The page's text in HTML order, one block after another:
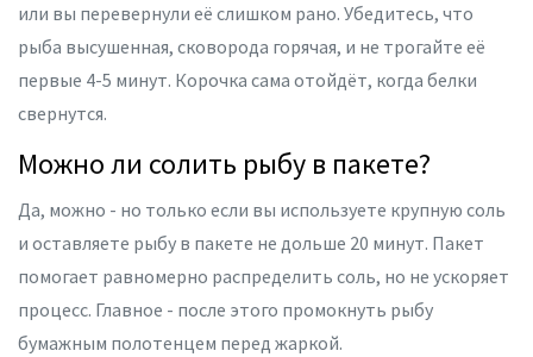
или вы перевернули её слишком рано. Убедитесь, что
рыба высушенная, сковорода горячая, и не трогайте её
первые 4-5 минут. Корочка сама отойдёт, когда белки
свернутся.
Можно ли солить рыбу в пакете?
Да, можно - но только если вы используете крупную соль
и оставляете рыбу в пакете не дольше 20 минут. Пакет
помогает равномерно распределить соль, но не ускоряет
процесс. Главное - после этого промокнуть рыбу
бумажным полотенцем перед жаркой.